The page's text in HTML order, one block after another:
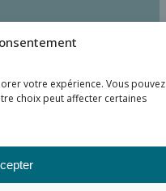
votre expérience. Vous pouvez
choix peut affecter certaines